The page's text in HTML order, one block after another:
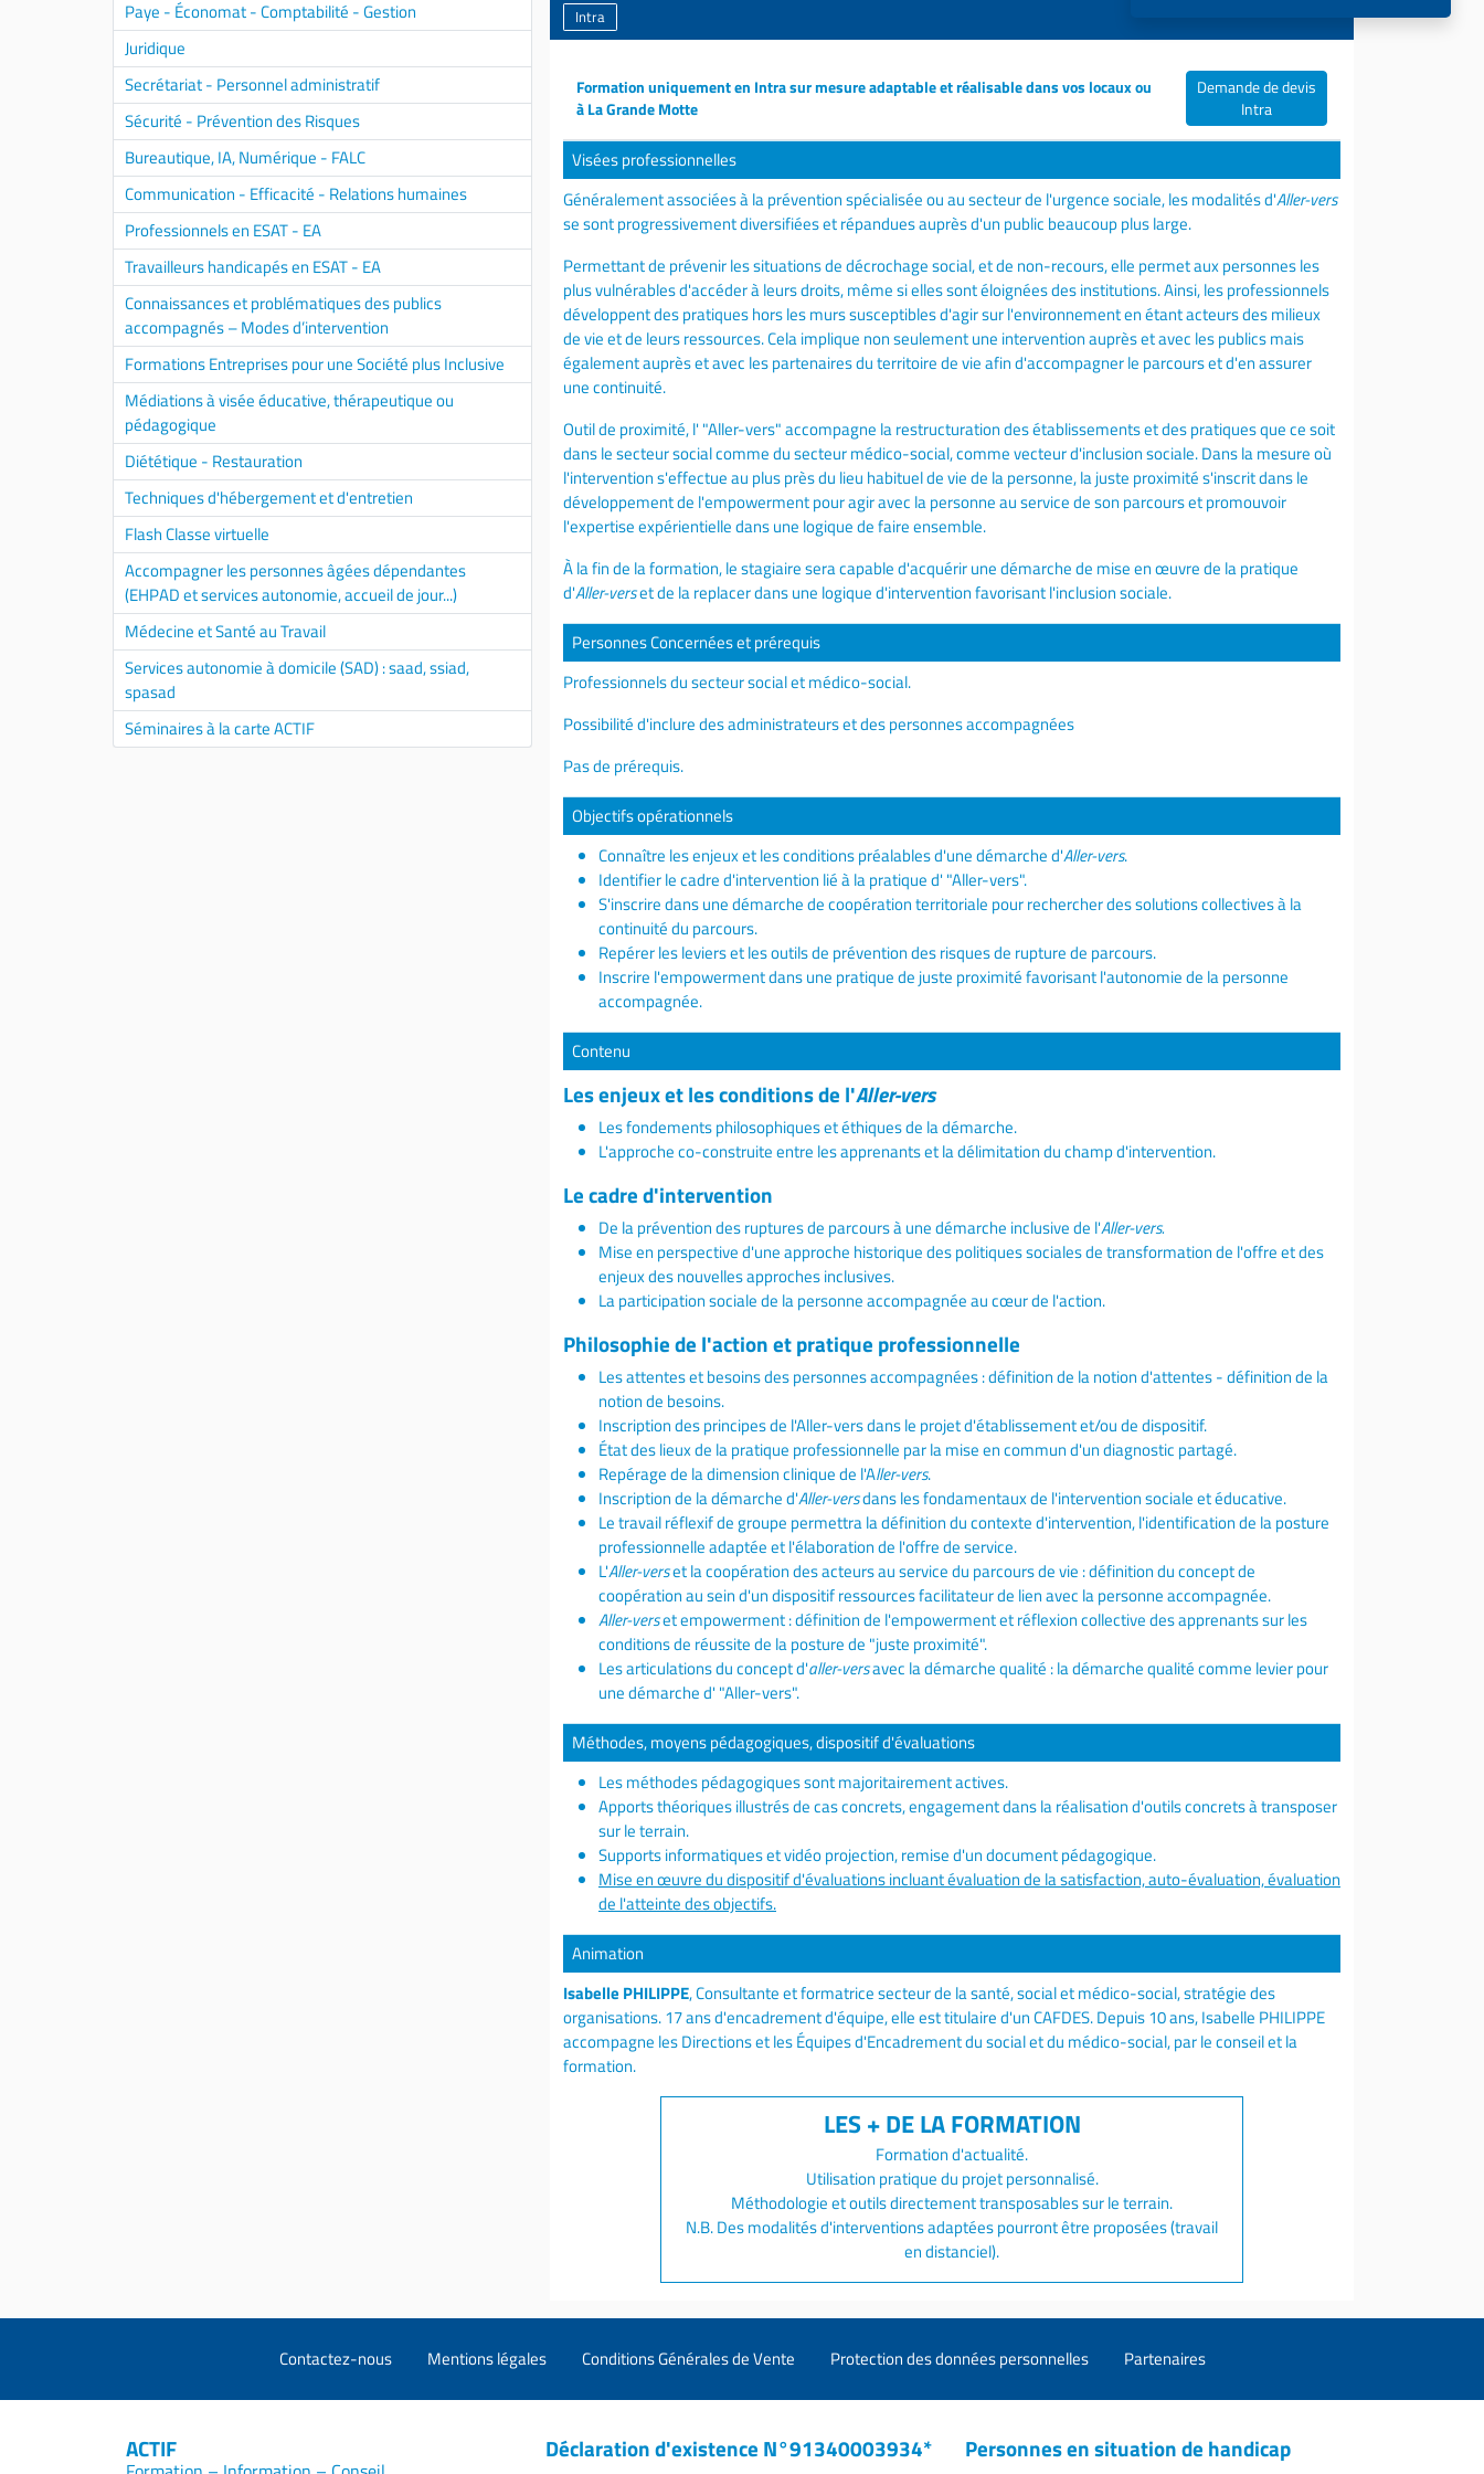
Paye - Économat - Comptabilité - Gestion
Juridique
Secrétariat - Personnel administratif
Sécurité - Prévention des Risques
Bureautique, IA, Numérique - FALC
Communication - Efficacité - Relations humaines
Professionnels en ESAT - EA
Travailleurs handicapés en ESAT - EA
Connaissances et problématiques des publics
accompagnés – Modes d’intervention
Formations Entreprises pour une Société plus Inclusive
Médiations à visée éducative, thérapeutique ou
pédagogique
Diététique - Restauration
Techniques d'hébergement et d'entretien
Flash Classe virtuelle
Accompagner les personnes âgées dépendantes
(EHPAD et services autonomie, accueil de jour...)
Médecine et Santé au Travail
Services autonomie à domicile (SAD) : saad, ssiad,
spasad
Séminaires à la carte ACTIF
Intra
Formation uniquement en Intra sur mesure adaptable et réalisable dans vos locaux ou
à La Grande Motte
Demande de devis
Intra
Visées professionnelles
Généralement associées à la prévention spécialisée ou au secteur de l'urgence sociale, les modalités d'Aller-vers
se sont progressivement diversifiées et répandues auprès d'un public beaucoup plus large.
Permettant de prévenir les situations de décrochage social, et de non-recours, elle permet aux personnes les
plus vulnérables d'accéder à leurs droits, même si elles sont éloignées des institutions. Ainsi, les professionnels
développent des pratiques hors les murs susceptibles d'agir sur l'environnement en étant acteurs des milieux
de vie et de leurs ressources. Cela implique non seulement une intervention auprès et avec les publics mais
également auprès et avec les partenaires du territoire de vie afin d'accompagner le parcours et d'en assurer
une continuité.
Outil de proximité, l' "Aller-vers" accompagne la restructuration des établissements et des pratiques que ce soit
dans le secteur social comme du secteur médico-social, comme vecteur d'inclusion sociale. Dans la mesure où
l'intervention s'effectue au plus près du lieu habituel de vie de la personne, la juste proximité s'inscrit dans le
développement de l'empowerment pour agir avec la personne au service de son parcours et promouvoir
l'expertise expérientielle dans une logique de faire ensemble.
À la fin de la formation, le stagiaire sera capable d'acquérir une démarche de mise en œuvre de la pratique
d'Aller-verset de la replacer dans une logique d'intervention favorisant l'inclusion sociale.
Personnes Concernées et prérequis
Professionnels du secteur social et médico-social.
Possibilité d'inclure des administrateurs et des personnes accompagnées
Pas de prérequis.
Objectifs opérationnels
Connaître les enjeux et les conditions préalables d'une démarche d'Aller-vers.
Identifier le cadre d'intervention lié à la pratique d' "Aller-vers".
S'inscrire dans une démarche de coopération territoriale pour rechercher des solutions collectives à la
continuité du parcours.
Repérer les leviers et les outils de prévention des risques de rupture de parcours.
Inscrire l'empowerment dans une pratique de juste proximité favorisant l'autonomie de la personne
accompagnée.
Contenu
Les enjeux et les conditions de l'Aller-vers
Les fondements philosophiques et éthiques de la démarche.
L'approche co-construite entre les apprenants et la délimitation du champ d'intervention.
Le cadre d'intervention
De la prévention des ruptures de parcours à une démarche inclusive de l'Aller-vers.
Mise en perspective d'une approche historique des politiques sociales de transformation de l'offre et des
enjeux des nouvelles approches inclusives.
La participation sociale de la personne accompagnée au cœur de l'action.
Philosophie de l'action et pratique professionnelle
Les attentes et besoins des personnes accompagnées : définition de la notion d'attentes - définition de la
notion de besoins.
Inscription des principes de l'Aller-vers dans le projet d'établissement et/ou de dispositif.
État des lieux de la pratique professionnelle par la mise en commun d'un diagnostic partagé.
Repérage de la dimension clinique de l'Aller-vers.
Inscription de la démarche d'Aller-versdans les fondamentaux de l'intervention sociale et éducative.
Le travail réflexif de groupe permettra la définition du contexte d'intervention, l'identification de la posture
professionnelle adaptée et l'élaboration de l'offre de service.
L'Aller-verset la coopération des acteurs au service du parcours de vie : définition du concept de
coopération au sein d'un dispositif ressources facilitateur de lien avec la personne accompagnée.
Aller-verset empowerment : définition de l'empowerment et réflexion collective des apprenants sur les
conditions de réussite de la posture de "juste proximité".
Les articulations du concept d'aller-versavec la démarche qualité : la démarche qualité comme levier pour
une démarche d' "Aller-vers".
Méthodes, moyens pédagogiques, dispositif d'évaluations
Les méthodes pédagogiques sont majoritairement actives.
Apports théoriques illustrés de cas concrets, engagement dans la réalisation d'outils concrets à transposer
sur le terrain.
Supports informatiques et vidéo projection, remise d'un document pédagogique.
Mise en œuvre du dispositif d'évaluations incluant évaluation de la satisfaction, auto-évaluation, évaluation
de l'atteinte des objectifs.
Animation
Isabelle PHILIPPE, Consultante et formatrice secteur de la santé, social et médico-social, stratégie des
organisations. 17 ans d'encadrement d'équipe, elle est titulaire d'un CAFDES. Depuis 10 ans, Isabelle PHILIPPE
accompagne les Directions et les Équipes d'Encadrement du social et du médico-social, par le conseil et la
formation.
Formation d'actualité.
Utilisation pratique du projet personnalisé.
Méthodologie et outils directement transposables sur le terrain.
N.B. Des modalités d'interventions adaptées pourront être proposées (travail
en distanciel).
Contactez-nous Mentions légales Conditions Générales de Vente Protection des données personnelles Partenaires
ACTIF Déclaration d'existence N°91340003934* Personnes en situation de handicap